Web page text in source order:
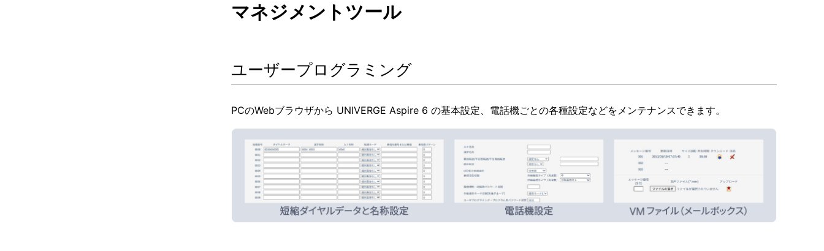
マネジメントツール
ユーザープログラミング
PCのWebブラウザから UNIVERGE Aspire 6 の基本設定、電話機ごとの各種設定などをメンテナンスできます。